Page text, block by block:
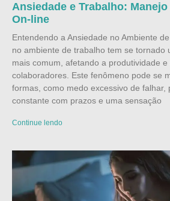
Ansiedade e Trabalho:
On-line
Entendendo a Ansiedade no Ambiente
no ambiente de trabalho tem se tornado
mais comum, afetando a produtividade
colaboradores. Este fenômeno pode se
formas, como medo excessivo de falhar,
constante com prazos e uma sensação
Continue lendo